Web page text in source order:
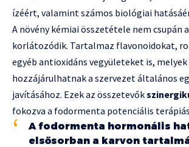
ízéért, valamint számos biológiai
A növény kémiai összetétele nem csupán
korlátozódik. Tartalmaz flavonoidokat,
egyéb antioxidáns vegyületeket is, melyek
hozzájárulhatnak a szervezet általános
javításához. Ezek az összetevők
fokozva a fodormenta potenciális
A fodormenta hormonális
elsősorban a karvon